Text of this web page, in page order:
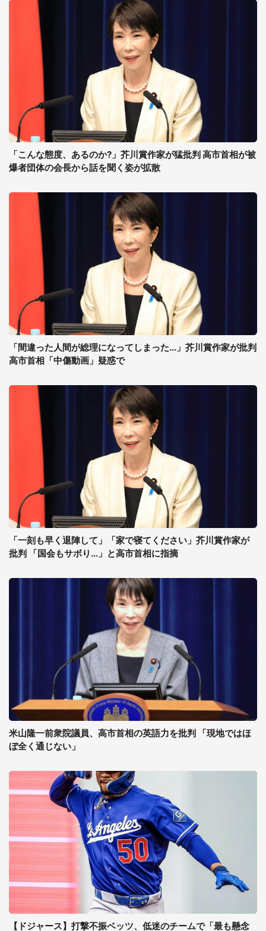
「こんな態度、あるのか?」芥川賞作家が猛批判 高市首相が被
爆者団体の会長から話を聞く姿が拡散
「間違った人間が総理になってしまった...」芥川賞作家が批判
高市首相「中傷動画」疑惑で
「一刻も早く退陣して」「家で寝てください」芥川賞作家が
批判 「国会もサボり...」と高市首相に指摘
米山隆一前衆院議員、高市首相の英語力を批判 「現地ではほ
ぼ全く通じない」
【ドジャース】打撃不振ベッツ、低迷のチームで「最も懸念